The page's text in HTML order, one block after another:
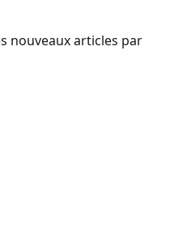
nouveaux articles par